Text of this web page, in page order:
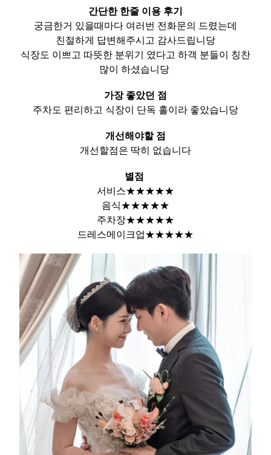
간단한 한줄 이용 후기
궁금한거 있을때마다 여러번 전화문의 드렸는데
친절하게 답변해주시고 감사드립니당
식장도 이쁘고 따뜻한 분위기 였다고 하객 분들이 칭찬
많이 하셨습니당
가장 좋았던 점
주차도 편리하고 식장이 단독 홀이라 좋았습니당
개선해야할 점
개선할점은 딱히 없습니다
별점
서비스★★★★★
음식★★★★★
주차장★★★★★
드레스메이크업★★★★★